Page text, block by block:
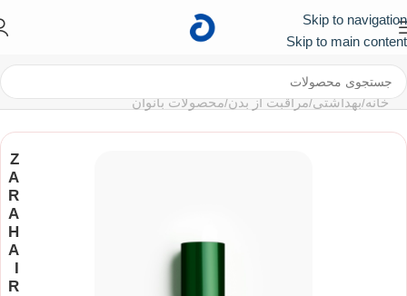
Skip to navigation
Skip to main content
خانه/بهداشتی/مراقبت از بدن/محصولات بانوان
Z
A
R
A
H
A
I
R